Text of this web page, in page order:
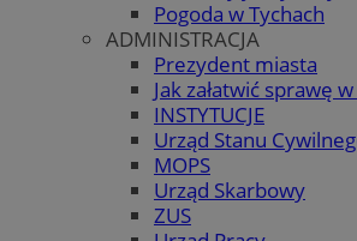
Pogoda w Tychach
ADMINISTRACJA
Prezydent miasta
Jak załatwić sprawę
INSTYTUCJE
Urząd Stanu
MOPS
Urząd Skarbowy
ZUS